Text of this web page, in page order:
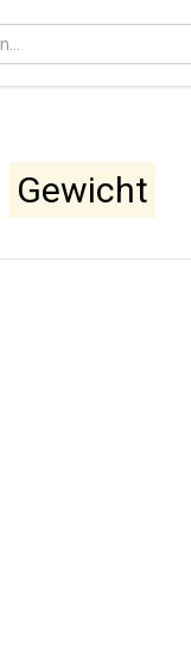
Gewicht